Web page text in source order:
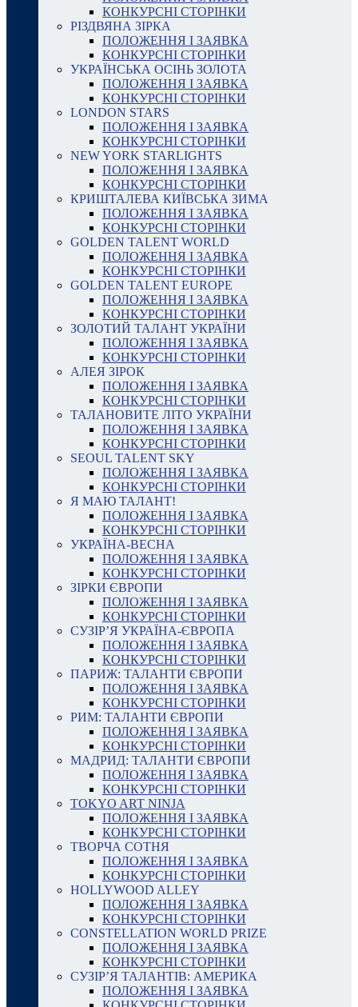
КОНКУРСНІ СТОРІНКИ
РІЗДВЯНА ЗІРКА
ПОЛОЖЕННЯ І ЗАЯВКА
КОНКУРСНІ СТОРІНКИ
УКРАЇНСЬКА ОСІНЬ ЗОЛОТА
ПОЛОЖЕННЯ І ЗАЯВКА
КОНКУРСНІ СТОРІНКИ
LONDON STARS
ПОЛОЖЕННЯ І ЗАЯВКА
КОНКУРСНІ СТОРІНКИ
NEW YORK STARLIGHTS
ПОЛОЖЕННЯ І ЗАЯВКА
КОНКУРСНІ СТОРІНКИ
КРИШТАЛЕВА КИЇВСЬКА ЗИМА
ПОЛОЖЕННЯ І ЗАЯВКА
КОНКУРСНІ СТОРІНКИ
GOLDEN TALENT WORLD
ПОЛОЖЕННЯ І ЗАЯВКА
КОНКУРСНІ СТОРІНКИ
GOLDEN TALENT EUROPE
ПОЛОЖЕННЯ І ЗАЯВКА
КОНКУРСНІ СТОРІНКИ
ЗОЛОТИЙ ТАЛАНТ УКРАЇНИ
ПОЛОЖЕННЯ І ЗАЯВКА
КОНКУРСНІ СТОРІНКИ
АЛЕЯ ЗІРОК
ПОЛОЖЕННЯ І ЗАЯВКА
КОНКУРСНІ СТОРІНКИ
ТАЛАНОВИТЕ ЛІТО УКРАЇНИ
ПОЛОЖЕННЯ І ЗАЯВКА
КОНКУРСНІ СТОРІНКИ
SEOUL TALENT SKY
ПОЛОЖЕННЯ І ЗАЯВКА
КОНКУРСНІ СТОРІНКИ
Я МАЮ ТАЛАНТ!
ПОЛОЖЕННЯ І ЗАЯВКА
КОНКУРСНІ СТОРІНКИ
УКРАЇНА-ВЕСНА
ПОЛОЖЕННЯ І ЗАЯВКА
КОНКУРСНІ СТОРІНКИ
ЗІРКИ ЄВРОПИ
ПОЛОЖЕННЯ І ЗАЯВКА
КОНКУРСНІ СТОРІНКИ
СУЗІР’Я УКРАЇНА-ЄВРОПА
ПОЛОЖЕННЯ І ЗАЯВКА
КОНКУРСНІ СТОРІНКИ
ПАРИЖ: ТАЛАНТИ ЄВРОПИ
ПОЛОЖЕННЯ І ЗАЯВКА
КОНКУРСНІ СТОРІНКИ
РИМ: ТАЛАНТИ ЄВРОПИ
ПОЛОЖЕННЯ І ЗАЯВКА
КОНКУРСНІ СТОРІНКИ
МАДРИД: ТАЛАНТИ ЄВРОПИ
ПОЛОЖЕННЯ І ЗАЯВКА
КОНКУРСНІ СТОРІНКИ
TOKYO ART NINJA
ПОЛОЖЕННЯ І ЗАЯВКА
КОНКУРСНІ СТОРІНКИ
ТВОРЧА СОТНЯ
ПОЛОЖЕННЯ І ЗАЯВКА
КОНКУРСНІ СТОРІНКИ
HOLLYWOOD ALLEY
ПОЛОЖЕННЯ І ЗАЯВКА
КОНКУРСНІ СТОРІНКИ
CONSTELLATION WORLD PRIZE
ПОЛОЖЕННЯ І ЗАЯВКА
КОНКУРСНІ СТОРІНКИ
СУЗІР’Я ТАЛАНТІВ: АМЕРИКА
ПОЛОЖЕННЯ І ЗАЯВКА